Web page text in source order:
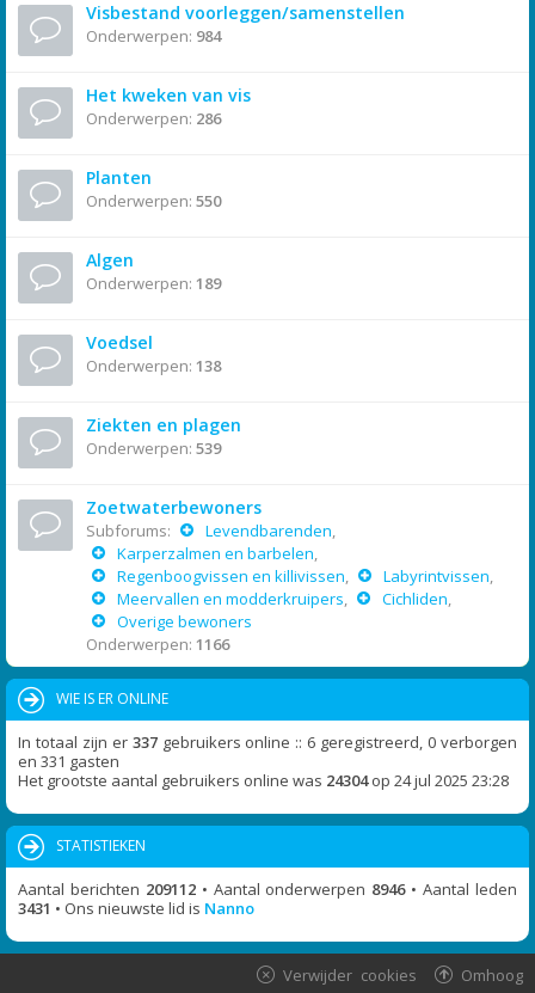
Visbestand voorleggen/samenstellen
Onderwerpen: 984
Het kweken van vis
Onderwerpen: 286
Planten
Onderwerpen: 550
Algen
Onderwerpen: 189
Voedsel
Onderwerpen: 138
Ziekten en plagen
Onderwerpen: 539
Zoetwaterbewoners
Subforums: Levendbarenden,
Karperzalmen en barbelen,
Regenboogvissen en killivissen, Labyrintvissen,
Meervallen en modderkruipers, Cichliden,
Overige bewoners
Onderwerpen: 1166
WIE IS ER ONLINE
In totaal zijn er 337gebruikers online :: 6 geregistreerd, 0 verborgen
en 331 gasten
Het grootste aantal gebruikers online was 24304op 24 jul 2025 23:28
STATISTIEKEN
Aantal berichten 209112• Aantal onderwerpen 8946• Aantal leden
3431 • Ons nieuwste lid is Nanno
Omhoog
Verwijder cookies